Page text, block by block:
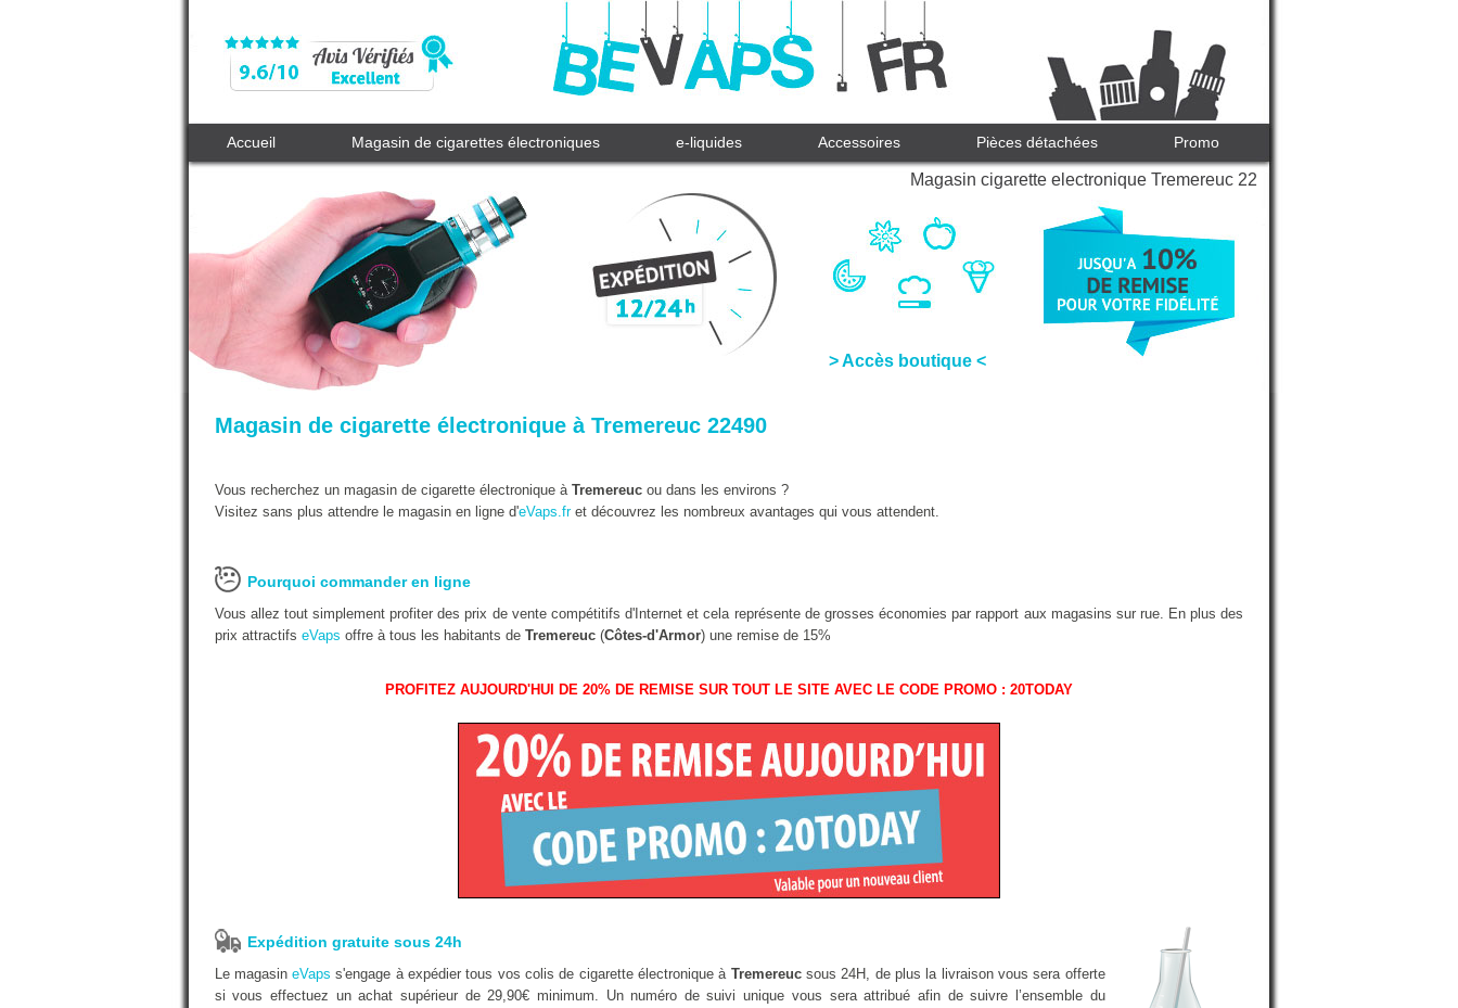
Magasin cigarette electronique Tremereuc 22
Accueil Magasin de cigarettes électroniques e-liquides Accessoires Pièces détachées Promo
> Accès boutique <
Magasin de cigarette électronique à Tremereuc 22490
Vous recherchez un magasin de cigarette électronique à Tremereucou dans les environs ?
Visitez sans plus attendre le magasin en ligne d'eVaps.fret découvrez les nombreux avantages qui vous attendent.
Pourquoi commander en ligne
Vous allez tout simplement profiter des prix de vente compétitifs d'Internet et cela représente de grosses économies par rapport aux magasins sur rue. En plus des
prix attractifs eVaps offre à tous les habitants de Tremereuc(Côtes-d'Armor) une remise de 15%
PROFITEZ AUJOURD'HUI DE 20% DE REMISE SUR TOUT LE SITE AVEC LE CODE PROMO : 20TODAY
Expédition gratuite sous 24h
Le magasineVaps s'engage à expédier tous vos colis de cigarette électronique à Tremereucsous 24H, de plus la livraison vous sera offerte
si vous effectuez un achat supérieur de 29,90€ minimum. Un numéro de suivi unique vous sera attribué afin de suivre l’ensemble du